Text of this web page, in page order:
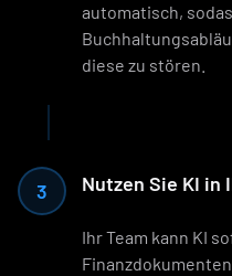
automatisch,
diese zu stören.
3 Nutzen Sie KI in
Ihr Team kann KI